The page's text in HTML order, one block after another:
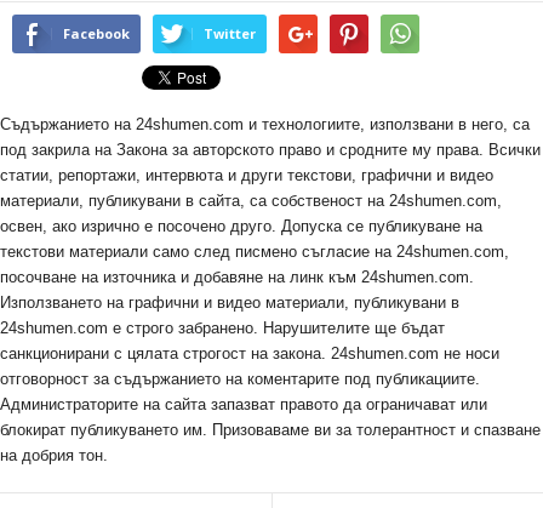
Facebook Twitter
Съдържанието на 24shumen.com и технологиите, използвани в него, са
под закрила на Закона за авторското право и сродните му права. Всички
статии, репортажи, интервюта и други текстови, графични и видео
материали, публикувани в сайта, са собственост на 24shumen.com,
освен, ако изрично е посочено друго. Допуска се публикуване на
текстови материали само след писмено съгласие на 24shumen.com,
посочване на източника и добавяне на линк към 24shumen.com.
Използването на графични и видео материали, публикувани в
24shumen.com е строго забранено. Нарушителите ще бъдат
санкционирани с цялата строгост на закона. 24shumen.com не носи
отговорност за съдържанието на коментарите под публикациите.
Администраторите на сайта запазват правото да ограничават или
блокират публикуването им. Призоваваме ви за толерантност и спазване
на добрия тон.